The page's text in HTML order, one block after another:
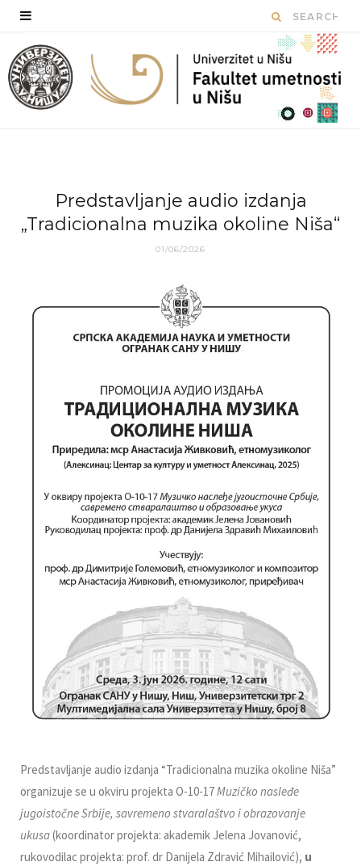
Predstavljanje audio izdanja
„Tradicionalna muzika okoline Niša“
01/06/2026
Predstavljanje audio izdanja “Tradicionalna muzika okoline Niša”
organizuje se u okviru projekta O-10-17Muzičko nasleđe
jugoistočne Srbije, savremeno stvaralaštvo i obrazovanje
ukusa(koordinator projekta: akademik Jelena Jovanović,
rukovodilac projekta: prof. dr Danijela Zdravić Mihailović), u